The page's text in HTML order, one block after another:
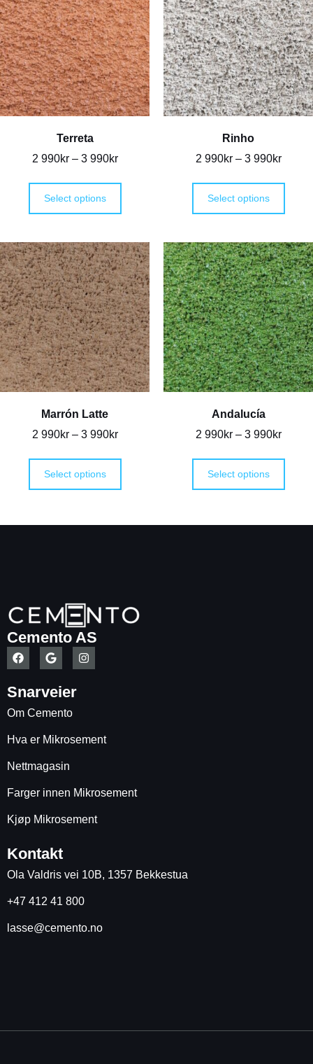
Terreta
2 990kr – 3 990kr
Select options
Rinho
2 990kr – 3 990kr
Select options
Marrón Latte
2 990kr – 3 990kr
Select options
Andalucía
2 990kr – 3 990kr
Select options
Cemento AS
Snarveier
Om Cemento
Hva er Mikrosement
Nettmagasin
Farger innen Mikrosement
Kjøp Mikrosement
Kontakt
Ola Valdris vei 10B, 1357 Bekkestua
+47 412 41 800
lasse@cemento.no